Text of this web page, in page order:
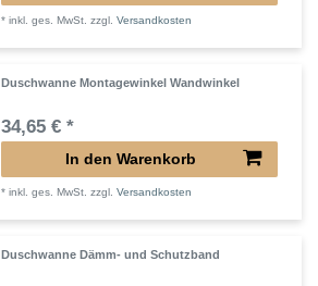
*inkl. ges. MwSt. zzgl.Versandkosten
Duschwanne Montagewinkel Wandwinkel
34,65 € *
In den Warenkorb
*inkl. ges. MwSt. zzgl.Versandkosten
Duschwanne Dämm- und Schutzband